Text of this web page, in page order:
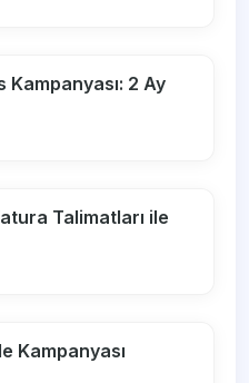
2 Ay
Talimatları ile
Kampanyası